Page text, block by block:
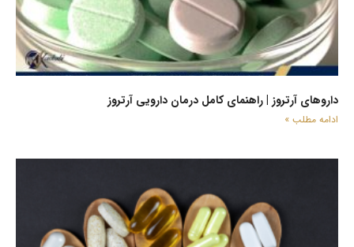
داروهای آرتروز | راهنمای کامل درمان دارویی آرتروز
ادامه مطلب »